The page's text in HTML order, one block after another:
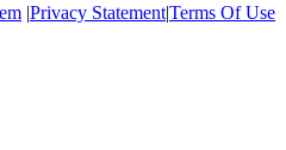
|Privacy Statement|Terms Of Use